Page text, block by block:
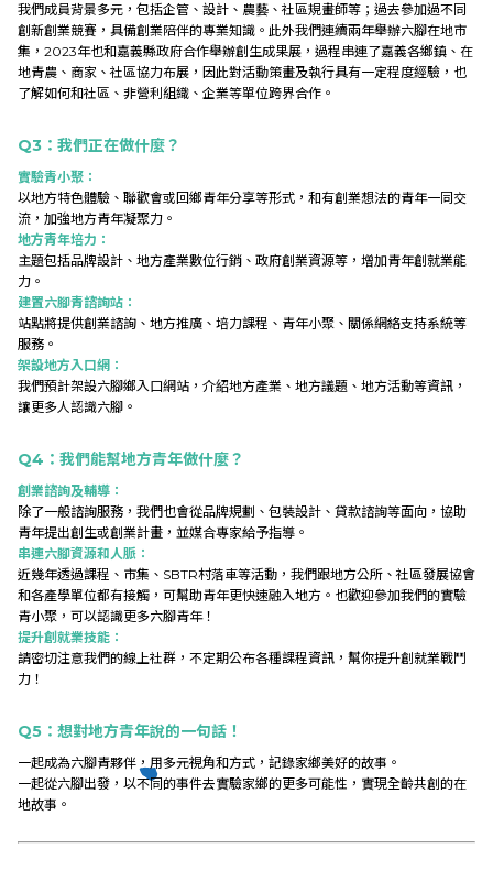
我們成員背景多元，包括企管 、 設計 、 農藝 、社區規畫師等；過去參加過不同
創新創業競賽，具備創業陪伴的專業知識。此外我們連續兩年舉辦六腳在地市
集，2023年也和嘉義縣政府合作舉辦創生成果展，過程串連了嘉義各鄉鎮、在
地青農、商家、社區協力布展，因此對活動策畫及執行具有一定程度經驗，也
了解如何和社區、非營利組織、企業等單位跨界合作 。
Q3 ：我們正在做什麼？
實驗青小聚：
以地方特色體驗、聯歡會或回鄉青年分享等形式，和有創業想法的青年一同交
流，加強地方青年凝聚力。
地方青年培力：
主題包括品牌設計、地方產業數位行銷、政府創業資源等，增加青年創就業能
力。
建置六腳青諮詢站：
站點將提供創業諮詢、地方推廣、培力課程、青年小聚、關係網絡支持系統等
服務。
架設地方入口網：
我們預計架設六腳鄉入口網站，介紹地方產業、地方議題、地方活動等資訊，
讓更多人認識六腳。
Q4 ：我們能幫地方青年做什麼？
創業諮詢及輔導：
除了一般諮詢服務，我們也會從品牌規劃、包裝設計、貸款諮詢等面向，協助
青年提出創生或創業計畫，並媒合專家給予指導。
串連六腳資源和人脈：
近幾年透過課程、市集、SBTR村落車等活動，我們跟地方公所、社區發展協會
和各產學單位都有接觸，可幫助青年更快速融入地方。也歡迎參加我們的實驗
青小聚，可以認識更多六腳青年！
提升創就業技能：
請密切注意我們的線上社群，不定期公布各種課程資訊，幫你提升創就業戰鬥
力！
Q5 ：想對地方青年說的一句話！
一起成為六腳青夥伴， 用多元視角和方式，記錄家鄉美好的故事。
一起從六腳出發， 以不同的事件去實驗家鄉的更多可能性， 實現全齡共創的在
地故事。